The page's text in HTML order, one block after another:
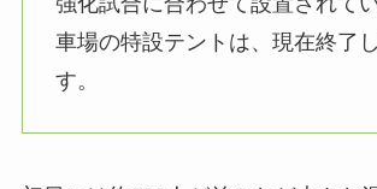
車場の特設テントは、現在終了
す。